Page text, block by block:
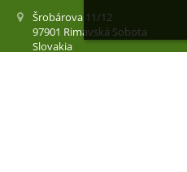
Šrobárova 11/12
97901 Rimavská Sobota
Slovakia